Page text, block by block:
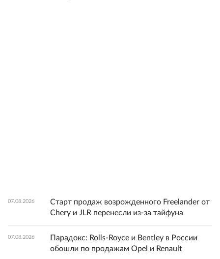
07.08.2026
Старт продаж возрожденного Freelander от
Chery и JLR перенесли из-за тайфуна
07.08.2026
Парадокс: Rolls-Royce и Bentley в России
обошли по продажам Opel и Renault